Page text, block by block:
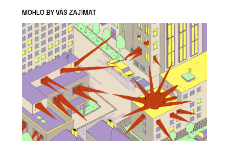
MOHLO BY VÁS ZAJÍMAT